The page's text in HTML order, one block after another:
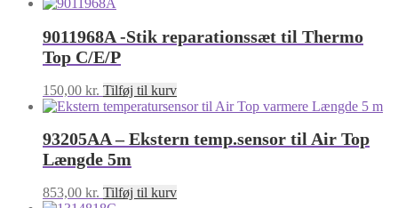
9011968A -Stik reparationssæt til Thermo
Top C/E/P
150,00 kr. Tilføj til kurv
93205AA – Ekstern temp.sensor til Air Top
Længde 5m
853,00 kr. Tilføj til kurv